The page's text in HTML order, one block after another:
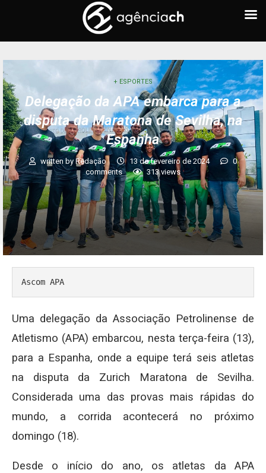
+ ESPORTES
Delegação da APA embarca para a
disputa da Maratona de Sevilha, na
Espanha
written byRedação 13 de fevereiro de 2024
0
comments
313views
Ascom APA
Uma delegação da Associação Petrolinense de
Atletismo (APA) embarcou, nesta terça-feira (13),
para a Espanha, onde a equipe terá seis atletas
na disputa da Zurich Maratona de Sevilha.
Considerada uma das provas mais rápidas do
mundo, a corrida acontecerá no próximo
domingo (18).
Desde o início do ano, os atletas da APA